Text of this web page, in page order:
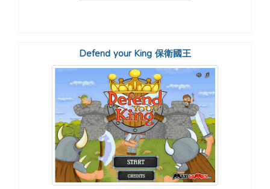
Defend your King 保衛國王